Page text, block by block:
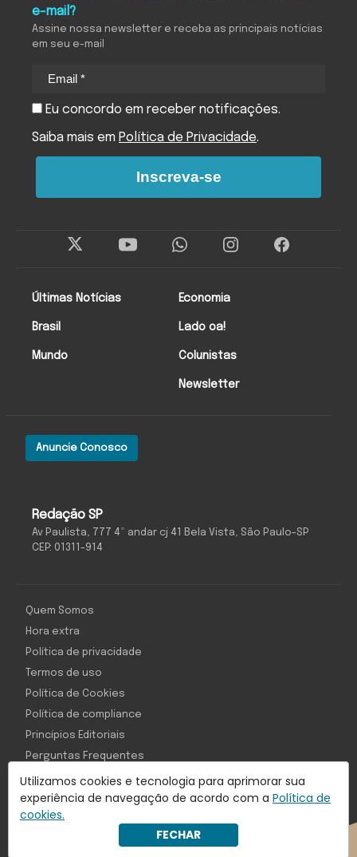
Utilizamos cookies e tecnologia para aprimorar sua
experiência de navegação de acordo com a Política de
cookies.
FECHAR
Redação SP
Av Paulista, 777 4º andar cj 41 Bela Vista, São Paulo-SP
CEP: 01311-914
Anuncie Conosco
Últimas Notícias
Brasil
Mundo
Economia
Lado oa!
Colunistas
Newsletter
e-mail?
Assine nossa newsletter e receba as principais notícias
em seu e-mail
Eu concordo em receber notificações.
Saiba mais em Política de Privacidade.
Inscreva-se
Com inteligência e tecnologia:
Object1ve - Marketing Solution
Quem Somos
Hora extra
Política de privacidade
Termos de uso
Política de Cookies
Política de compliance
Princípios Editoriais
Perguntas Frequentes